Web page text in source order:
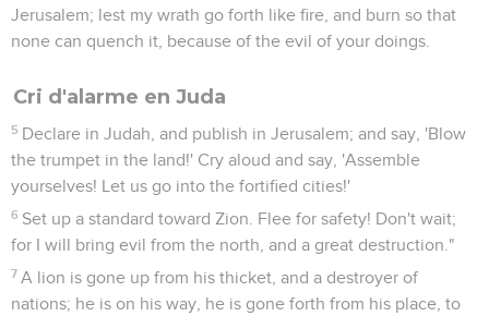
Jerusalem; lest my wrath go forth like fire, and burn so that
none can quench it, because of the evil of your doings.
Cri d'alarme en Juda
5 Declare in Judah, and publish in Jerusalem; and say, 'Blow
the trumpet in the land!' Cry aloud and say, 'Assemble
yourselves! Let us go into the fortified cities!'
6 Set up a standard toward Zion. Flee for safety! Don't wait;
for I will bring evil from the north, and a great destruction."
7 A lion is gone up from his thicket, and a destroyer of
nations; he is on his way, he is gone forth from his place, to